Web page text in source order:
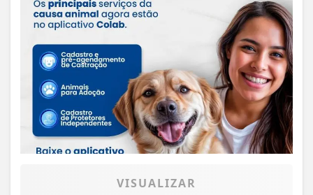
VISUALIZAR